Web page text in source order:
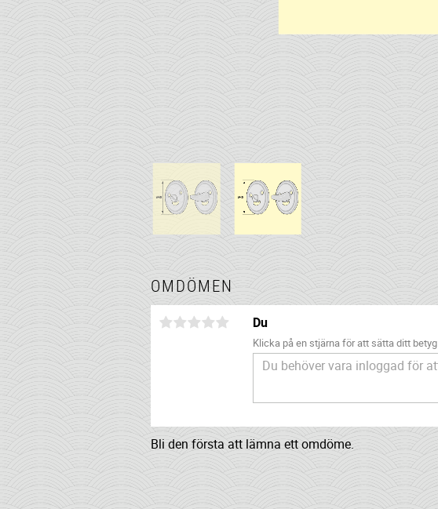
OMDÖMEN
Du
Klicka på en stjärna för att sätta ditt betyg
Bli den första att lämna ett omdöme.